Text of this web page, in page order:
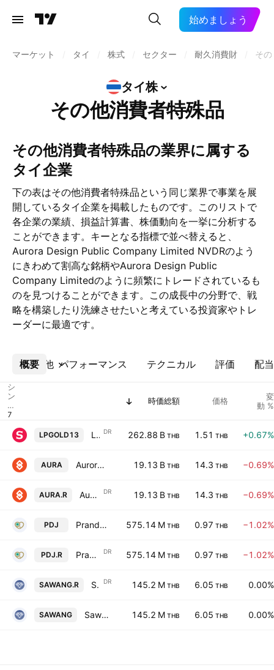
始めましょう
マーケット タイ 株式 セクター 耐久消費財 そ
タイ株
その他消費者特殊品
その他消費者特殊品の業界に属する
タイ企業
下の表はその他消費者特殊品という同じ業界で事業を展
開しているタイ企業を掲載したものです。このリストで
各企業の業績、損益計算書、株価動向を一挙に分析する
ことができます。キーとなる指標で並べ替えると、
Aurora Design Public Company Limited NVDRのよう
にきわめて割高な銘柄やAurora Design Public
Company Limitedのように頻繁にトレードされているも
のを見つけることができます。この成長中の分野で、戦
略を構築したり洗練させたいと考えている投資家やトレ
ーダーに最適です。
概要 パフォーマンス テクニカル 評価 配当
その他
シ
ン
ボ
ル
時価総額 価格
変
動 %
LPGOLD13 Laopu Gold Co., Ltd. Units Thailand Depositery Receipts Repr 0.01 Sh DR 262.88 B THB 1.51 THB +0.67%
AURA Aurora Design Public Company Limited 19.13 B THB 14.3 THB −0.69%
AURA.R Aurora Design Public Company Limited NVDR DR 19.13 B THB 14.3 THB −0.69%
PDJ Pranda Jewelry Public Co. Ltd. 575.14 M THB 0.97 THB −1.02%
PDJ.R Pranda Jewelry Public Co. Ltd. NVDR DR 575.14 M THB 0.97 THB −1.02%
SAWANG.R Sawang Export Public Co., Ltd. NVDR DR 145.2 M THB 6.05 THB 0.00%
SAWANG Sawang Export Public Co., Ltd. 145.2 M THB 6.05 THB 0.00%